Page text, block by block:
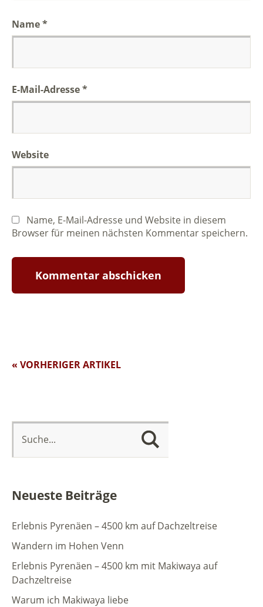
Name*
E-Mail-Adresse*
Website
Name, E-Mail-Adresse und Website in diesem
Browser für meinen nächsten Kommentar speichern.
« VORHERIGER ARTIKEL
Neueste Beiträge
Erlebnis Pyrenäen – 4500 km auf Dachzeltreise
Wandern im Hohen Venn
Erlebnis Pyrenäen – 4500 km mit Makiwaya auf
Dachzeltreise
Warum ich Makiwaya liebe